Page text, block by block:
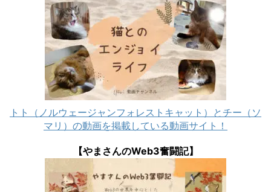
トト（ノルウェージャンフォレストキャット）とチー（ソ
マリ）の動画を掲載している動画サイト！
【やまさんのWeb3奮闘記】